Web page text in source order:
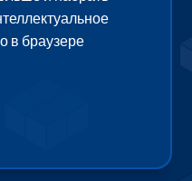
в браузере